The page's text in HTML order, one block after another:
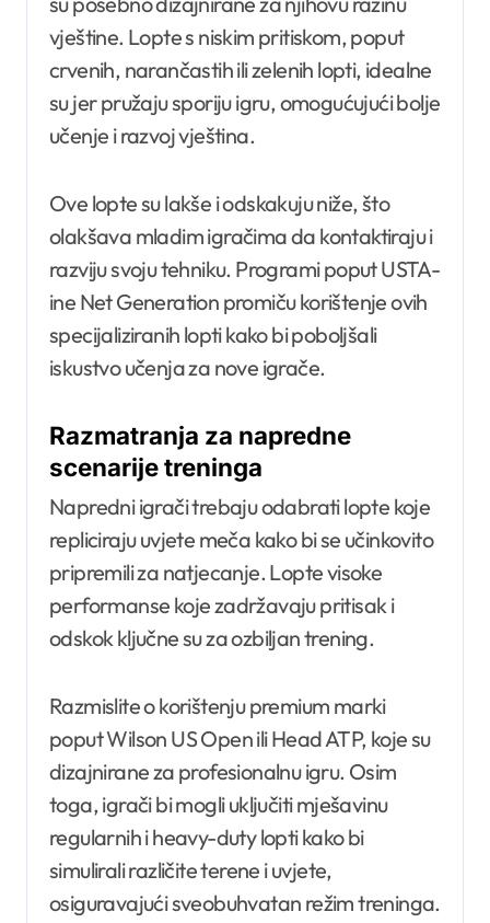
vještine. Lopte s niskim pritiskom, poput
crvenih, narančastih ili zelenih lopti, idealne
su jer pružaju sporiju igru, omogućujući bolje
učenje i razvoj vještina.
Ove lopte su lakše i odskakuju niže, što
olakšava mladim igračima da kontaktiraju i
razviju svoju tehniku. Programi poput USTA-
ine Net Generation promiču korištenje ovih
specijaliziranih lopti kako bi poboljšali
iskustvo učenja za nove igrače.
Razmatranja za napredne
scenarije treninga
Napredni igrači trebaju odabrati lopte koje
repliciraju uvjete meča kako bi se učinkovito
pripremili za natjecanje. Lopte visoke
performanse koje zadržavaju pritisak i
odskok ključne su za ozbiljan trening.
Razmislite o korištenju premium marki
poput Wilson US Open ili Head ATP, koje su
dizajnirane za profesionalnu igru. Osim
toga, igrači bi mogli uključiti mješavinu
regularnih i heavy-duty lopti kako bi
simulirali različite terene i uvjete,
osiguravajući sveobuhvatan režim treninga.